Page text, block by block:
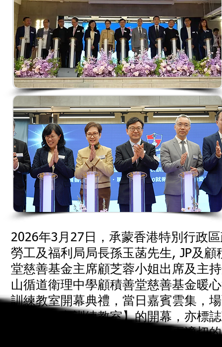
2026年3月27日，承蒙香港特別行政
勞工及福利局局長孫玉菡先生, JP及顧
堂慈善基金主席顧芝蓉小姐出席及主
山循道衛理中學顧積善堂慈善基金暖
訓練教室開幕典禮，當日嘉賓雲集，
鬧。【洗衣訓練教室】的開幕，亦標
力稍遜的學生及其照顧者得到更適切